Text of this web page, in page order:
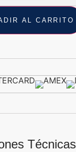
AL CARRITO
Técnicas